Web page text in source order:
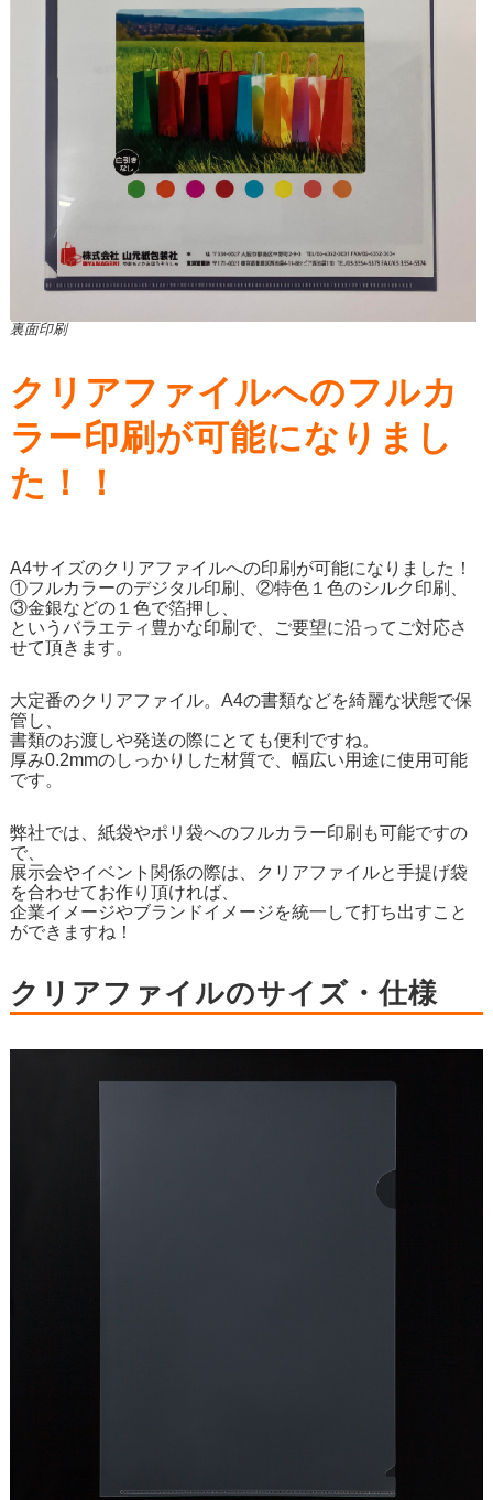
裏面印刷
クリアファイルへのフルカ
ラー印刷が可能になりまし
た！！
A4サイズのクリアファイルへの印刷が可能になりました！
①フルカラーのデジタル印刷、②特色１色のシルク印刷、
③金銀などの１色で箔押し、
というバラエティ豊かな印刷で、ご要望に沿ってご対応さ
せて頂きます。
大定番のクリアファイル。A4の書類などを綺麗な状態で保
管し、
書類のお渡しや発送の際にとても便利ですね。
厚み0.2mmのしっかりした材質で、幅広い用途に使用可能
です。
弊社では、紙袋やポリ袋へのフルカラー印刷も可能ですの
で、
展示会やイベント関係の際は、クリアファイルと手提げ袋
を合わせてお作り頂ければ、
企業イメージやブランドイメージを統一して打ち出すこと
ができますね！
クリアファイルのサイズ・仕様